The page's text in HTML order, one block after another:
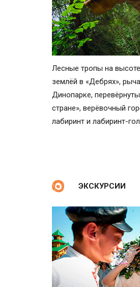
Лесные тропы на
землёй в «Дебрях»,
Динопарке,
стране», верёвочный
лабиринт и лабиринт-
ЭКСКУРСИИ